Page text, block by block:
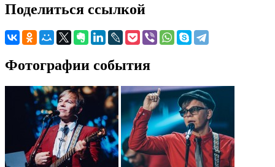
Поделиться ссылкой
Фотографии события